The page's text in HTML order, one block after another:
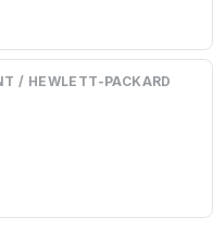
/ HEWLETT-PACKARD